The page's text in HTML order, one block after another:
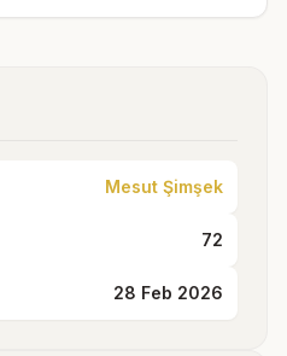
Mesut Şimşek
72
28 Feb 2026